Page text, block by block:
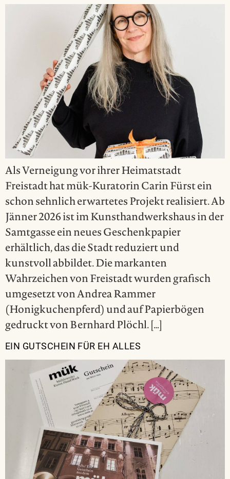
Als Verneigung vor ihrer Heimatstadt
Freistadt hat mük-Kuratorin Carin Fürst ein
schon sehnlich erwartetes Projekt realisiert. Ab
Jänner 2026 ist im Kunsthandwerkshaus in der
Samtgasse ein neues Geschenkpapier
erhältlich, das die Stadt reduziert und
kunstvoll abbildet. Die markanten
Wahrzeichen von Freistadt wurden grafisch
umgesetzt von Andrea Rammer
(Honigkuchenpferd) und auf Papierbögen
gedruckt von Bernhard Plöchl. […]
EIN GUTSCHEIN FÜR EH ALLES